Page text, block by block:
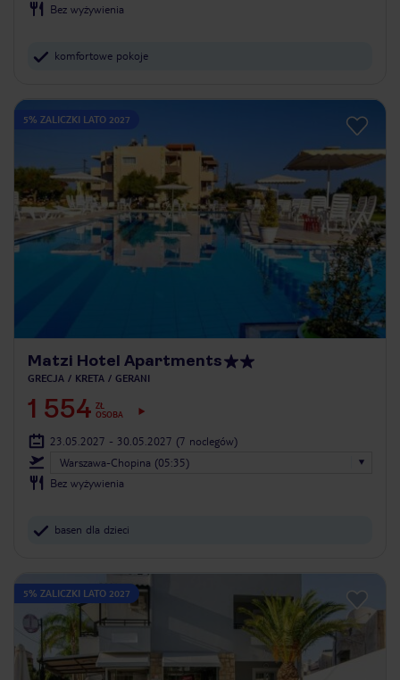
Bez wyżywienia
komfortowe pokoje
5% ZALICZKI LATO 2027
Matzi Hotel Apartments
GRECJA KRETA GERANI
1 554 ZŁ
OSOBA
23.05.2027 - 30.05.2027 (7 noclegów)
Warszawa-Chopina (05:35)
Bez wyżywienia
basen dla dzieci
5% ZALICZKI LATO 2027